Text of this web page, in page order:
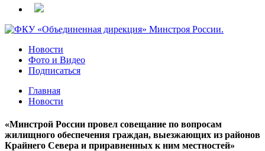
Новости
Фото и Видео
Подписаться
Главная
Новости
«Минстрой России провел совещание по вопросам
жилищного обеспечения граждан, выезжающих из районов
Крайнего Севера и приравненных к ним местностей»